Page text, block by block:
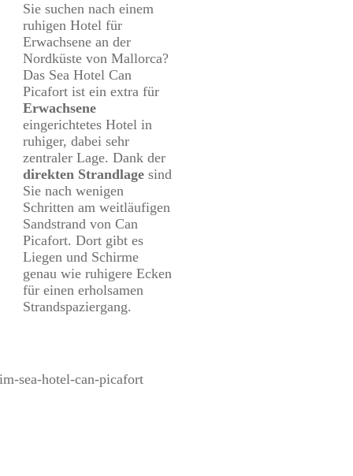
Sie suchen nach einem
ruhigen Hotel für
Erwachsene an der
Nordküste von Mallorca?
Das Sea Hotel Can
Picafort ist ein extra für
Erwachsene
eingerichtetes Hotel in
ruhiger, dabei sehr
zentraler Lage. Dank der
direkten Strandlage sind
Sie nach wenigen
Schritten am weitläufigen
Sandstrand von Can
Picafort. Dort gibt es
Liegen und Schirme
genau wie ruhigere Ecken
für einen erholsamen
Strandspaziergang.